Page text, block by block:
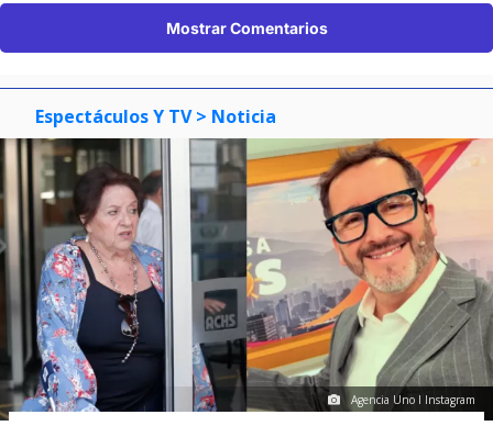
Mostrar Comentarios
Espectáculos Y TV > Noticia
Agencia Uno I Instagram